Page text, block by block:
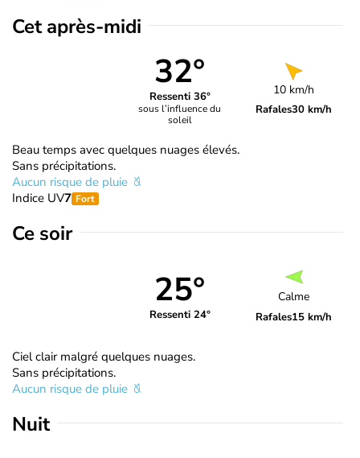
Cet après-midi
32°
Ressenti 36°
sous l’influence du
soleil
10 km/h
Rafales30 km/h
Beau temps avec quelques nuages élevés.
Sans précipitations.
Aucun risque de pluie
Indice UV7 Fort
Ce soir
25°
Ressenti 24°
Calme
Rafales15 km/h
Ciel clair malgré quelques nuages.
Sans précipitations.
Aucun risque de pluie
Nuit